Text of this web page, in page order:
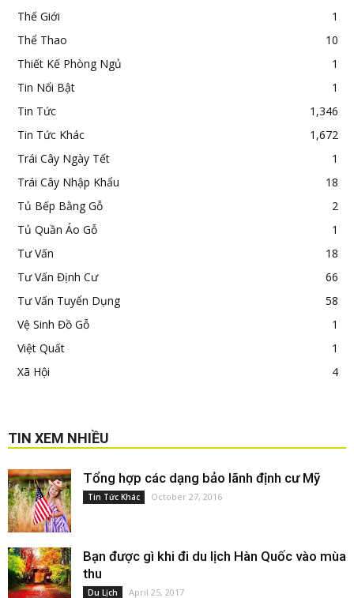
Thế Giới
1
Thể Thao
10
Thiết Kế Phòng Ngủ
1
Tin Nổi Bật
1
Tin Tức
1,346
Tin Tức Khác
1,672
Trái Cây Ngày Tết
1
Trái Cây Nhập Khẩu
18
Tủ Bếp Bằng Gỗ
2
Tủ Quần Áo Gỗ
1
Tư Vấn
18
Tư Vấn Định Cư
66
Tư Vấn Tuyển Dụng
58
Vệ Sinh Đồ Gỗ
1
Việt Quất
1
Xã Hội
4
TIN XEM NHIỀU
Tổng hợp các dạng bảo lãnh định cư Mỹ
Tin Tức Khác October 27, 2016
Bạn được gì khi đi du lịch Hàn Quốc vào mùa
thu
Du Lịch April 25, 2017